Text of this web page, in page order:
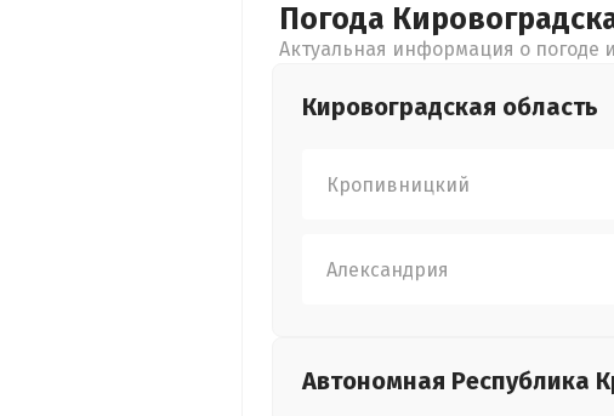
Погода
Актуальная информация о погоде
Кировоградская область
Кропивницкий
Александрия
Автономная Республика